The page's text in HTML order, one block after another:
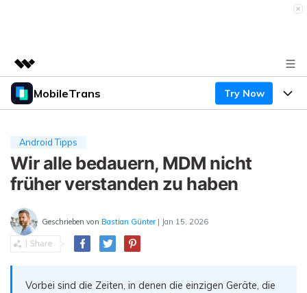
Top-Produkte
Dienstprogramme
Überblick
Lösungen
Über uns
Shop
Support
MobileTrans Try Now
Desktop
Mobile
Funktionen
Funktionen
Lösungen
Handydatenübertragung
Handy-Backup & Wiederherstellung
WhatsApp Manager
Preise
Preise für Mac
Lernen & Unterstützung
Android Tipps
Wir alle bedauern, MDM nicht
früher verstanden zu haben
Geschrieben von Bastian Günter | Jan 15, 2026
Vorbei sind die Zeiten, in denen die einzigen Geräte, die